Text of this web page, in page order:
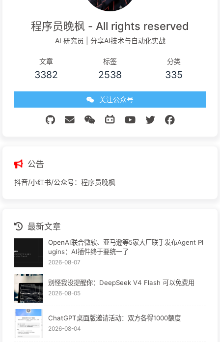
程序员晚枫 - All rights reserved
AI 研究员 | 分享AI技术与自动化实战
文章
3382
标签
2538
分类
335
关注公众号
公告
抖音/小红书/公众号：程序员晚枫
最新文章
OpenAI联合微软、亚马逊等5家大厂联手发布Agent Pl
ugins：AI插件终于要统一了
2026-08-07
别怪我没提醒你：DeepSeek V4 Flash 可以免费用
2026-08-05
ChatGPT桌面版邀请活动：双方各得1000额度
2026-08-04